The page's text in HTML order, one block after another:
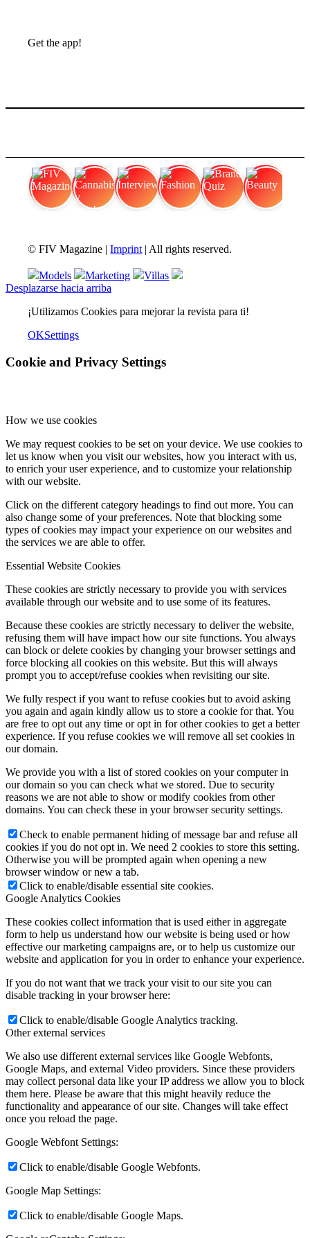
Get the app!
© FIV Magazine |Imprint | All rights reserved.
Models Marketing
Villas
Desplazarse hacia arriba
¡Utilizamos Cookies para mejorar la revista para ti!
OKSettings
Cookie and Privacy Settings
How we use cookies
We may request cookies to be set on your device. We use cookies to
let us know when you visit our websites, how you interact with us,
to enrich your user experience, and to customize your relationship
with our website.
Click on the different category headings to find out more. You can
also change some of your preferences. Note that blocking some
types of cookies may impact your experience on our websites and
the services we are able to offer.
Essential Website Cookies
These cookies are strictly necessary to provide you with services
available through our website and to use some of its features.
Because these cookies are strictly necessary to deliver the website,
refusing them will have impact how our site functions. You always
can block or delete cookies by changing your browser settings and
force blocking all cookies on this website. But this will always
prompt you to accept/refuse cookies when revisiting our site.
We fully respect if you want to refuse cookies but to avoid asking
you again and again kindly allow us to store a cookie for that. You
are free to opt out any time or opt in for other cookies to get a better
experience. If you refuse cookies we will remove all set cookies in
our domain.
We provide you with a list of stored cookies on your computer in
our domain so you can check what we stored. Due to security
reasons we are not able to show or modify cookies from other
domains. You can check these in your browser security settings.
Check to enable permanent hiding of message bar and refuse all
cookies if you do not opt in. We need 2 cookies to store this setting.
Otherwise you will be prompted again when opening a new
browser window or new a tab.
Click to enable/disable essential site cookies.
Google Analytics Cookies
These cookies collect information that is used either in aggregate
form to help us understand how our website is being used or how
effective our marketing campaigns are, or to help us customize our
website and application for you in order to enhance your experience.
If you do not want that we track your visit to our site you can
disable tracking in your browser here:
Click to enable/disable Google Analytics tracking.
Other external services
We also use different external services like Google Webfonts,
Google Maps, and external Video providers. Since these providers
may collect personal data like your IP address we allow you to block
them here. Please be aware that this might heavily reduce the
functionality and appearance of our site. Changes will take effect
once you reload the page.
Google Webfont Settings:
Click to enable/disable Google Webfonts.
Google Map Settings:
Click to enable/disable Google Maps.